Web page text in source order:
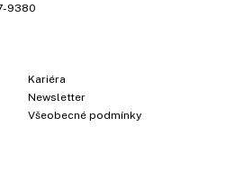
9380
Kariéra
Newsletter
Všeobecné podmínky